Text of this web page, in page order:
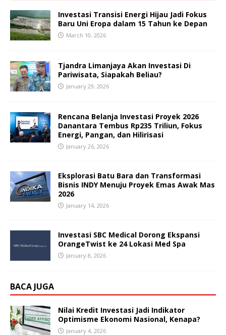
Investasi Transisi Energi Hijau Jadi Fokus
Baru Uni Eropa dalam 15 Tahun ke Depan
March 10, 2026
Tjandra Limanjaya Akan Investasi Di
Pariwisata, Siapakah Beliau?
January 29, 2026
Rencana Belanja Investasi Proyek 2026
Danantara Tembus Rp235 Triliun, Fokus
Energi, Pangan, dan Hilirisasi
January 26, 2026
Eksplorasi Batu Bara dan Transformasi
Bisnis INDY Menuju Proyek Emas Awak Mas
2026
January 14, 2026
Investasi SBC Medical Dorong Ekspansi
OrangeTwist ke 24 Lokasi Med Spa
January 8, 2026
BACA JUGA
Nilai Kredit Investasi Jadi Indikator
Optimisme Ekonomi Nasional, Kenapa?
January 4, 2026